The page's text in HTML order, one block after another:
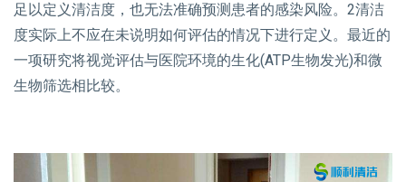
足以定义清洁度，也无法准确预测患者的感染风险。2清洁
度实际上不应在未说明如何评估的情况下进行定义。最近的
一项研究将视觉评估与医院环境的生化(ATP生物发光)和微
生物筛选相比较。